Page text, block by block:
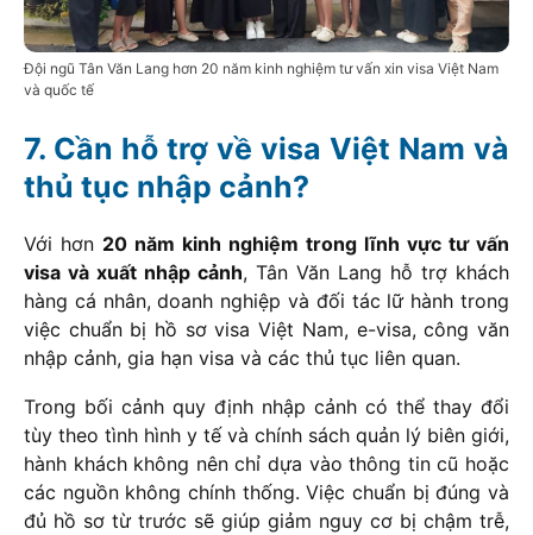
Đội ngũ Tân Văn Lang hơn 20 năm kinh nghiệm tư vấn xin visa Việt Nam
và quốc tế
Cần hỗ trợ về visa Việt Nam và
thủ tục nhập cảnh?
Với hơn 20 năm kinh nghiệm trong lĩnh vực tư vấn
visa và xuất nhập cảnh, Tân Văn Lang hỗ trợ khách
hàng cá nhân, doanh nghiệp và đối tác lữ hành trong
việc chuẩn bị hồ sơ visa Việt Nam, e-visa, công văn
nhập cảnh, gia hạn visa và các thủ tục liên quan.
Trong bối cảnh quy định nhập cảnh có thể thay đổi
tùy theo tình hình y tế và chính sách quản lý biên giới,
hành khách không nên chỉ dựa vào thông tin cũ hoặc
các nguồn không chính thống. Việc chuẩn bị đúng và
đủ hồ sơ từ trước sẽ giúp giảm nguy cơ bị chậm trễ,